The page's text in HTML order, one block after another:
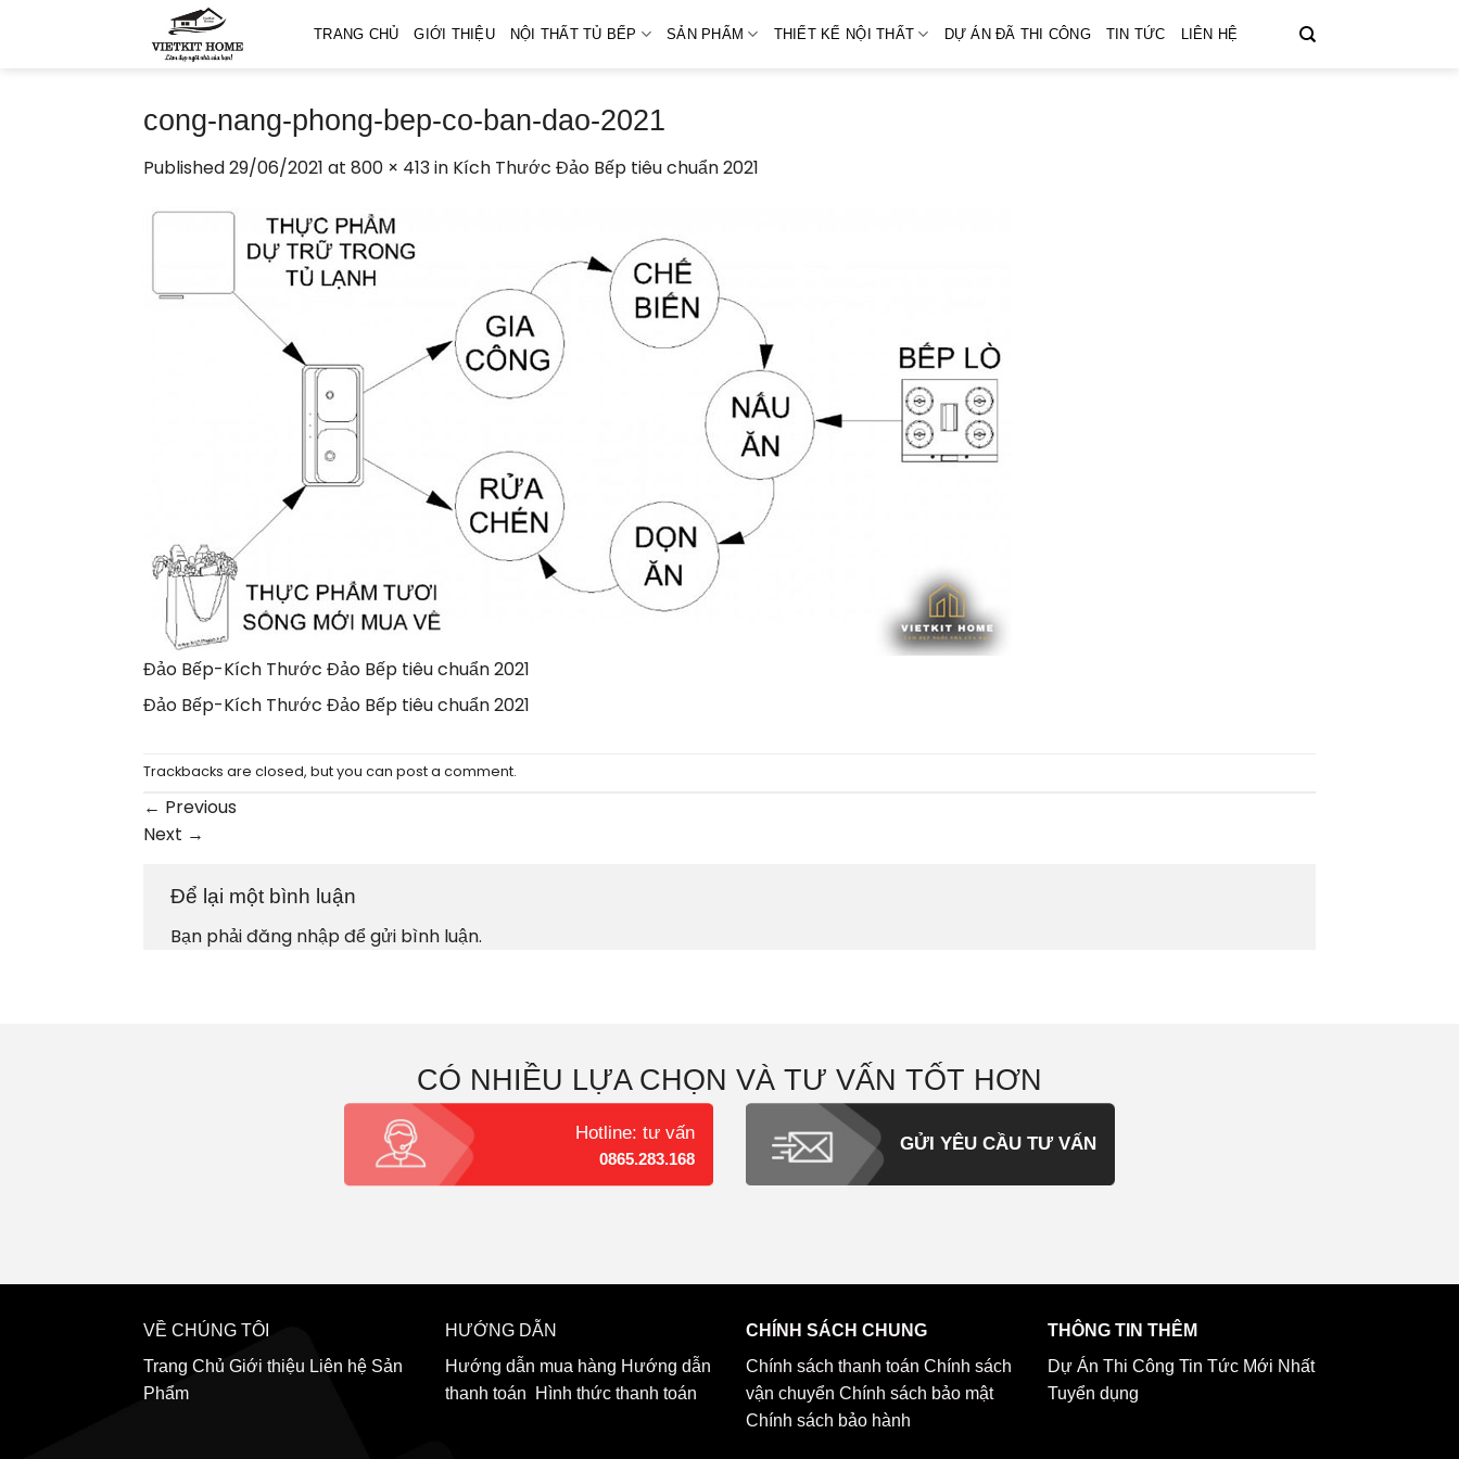
TRANG CHỦ GIỚI THIỆU NỘI THẤT TỦ BẾP SẢN PHẨM THIẾT KẾ NỘI THẤT DỰ ÁN ĐÃ THI CÔNG TIN TỨC LIÊN HỆ
cong-nang-phong-bep-co-ban-dao-2021
Published29/06/2021 at 800 × 413in Kích Thước Đảo Bếp tiêu chuẩn 2021
Đảo Bếp-Kích Thước Đảo Bếp tiêu chuẩn 2021
Đảo Bếp-Kích Thước Đảo Bếp tiêu chuẩn 2021
Trackbacks are closed, but you can post a comment.
← Previous
Next →
Để lại một bình luận
Bạn phảiđăng nhậpđể gửi bình luận.
CÓ NHIỀU LỰA CHỌN VÀ TƯ VẤN TỐT HƠN
Hotline: tư vấn
0865.283.168
GỬI YÊU CẦU TƯ VẤN
VỀ CHÚNG TÔI
Trang Chủ Giới thiệu Liên hệ Sản
Phẩm
HƯỚNG DẪN
Hướng dẫn mua hàng Hướng dẫn
thanh toán
Hình thức thanh toán
CHÍNH SÁCH CHUNG
Chính sách thanh toán Chính sách
vận chuyển Chính sách bảo mật
Chính sách bảo hành
THÔNG TIN THÊM
Dự Án Thi Công Tin Tức Mới Nhất
Tuyển dụng